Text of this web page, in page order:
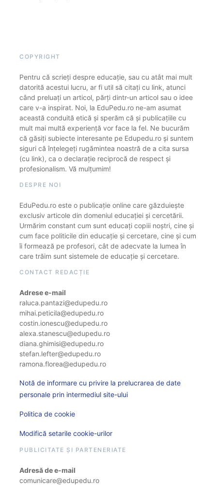
COPYRIGHT
Pentru că scrieți despre educație, sau cu atât mai mult
datorită acestui lucru, ar fi util să citați cu link, atunci
când preluați un articol, părți dintr-un articol sau o idee
care v-a inspirat. Noi, la EduPedu.ro ne-am asumat
această conduită etică și sperăm că și publicațiile cu
mult mai multă experiență vor face la fel. Ne bucurăm
că găsiți subiecte interesante pe Edupedu.ro și suntem
siguri că înțelegeți rugămintea noastră de a cita sursa
(cu link), ca o declarație reciprocă de respect și
profesionalism. Vă mulțumim!
DESPRE NOI
EduPedu.ro este o publicație online care găzduiește
exclusiv articole din domeniul educației și cercetării.
Urmărim constant cum sunt educați copiii noștri, cine și
cum face politicile din educație și cercetare, cine și cum
îi formează pe profesori, cât de adecvate la lumea în
care trăim sunt sistemele de educație și cercetare.
CONTACT REDACȚIE
Adrese e-mail
raluca.pantazi@edupedu.ro
mihai.peticila@edupedu.ro
costin.ionescu@edupedu.ro
alexa.stanescu@edupedu.ro
diana.ghimisi@edupedu.ro
stefan.lefter@edupedu.ro
ramona.florea@edupedu.ro
Notă de informare cu privire la prelucrarea de date
personale prin intermediul site-ului
Politica de cookie
Modifică setarile cookie-urilor
PUBLICITATE ȘI PARTENERIATE
Adresă de e-mail
comunicare@edupedu.ro